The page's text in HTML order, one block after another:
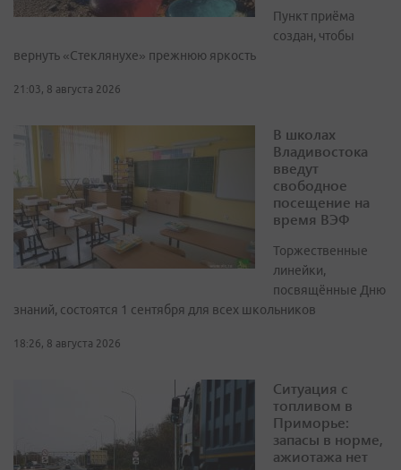
Пункт приёма
создан, чтобы
вернуть «Стеклянухе» прежнюю яркость
21:03, 8 августа 2026
В школах
Владивостока
введут
свободное
посещение на
время ВЭФ
Торжественные
линейки,
посвящённые Дню
знаний, состоятся 1 сентября для всех школьников
18:26, 8 августа 2026
Ситуация с
топливом в
Приморье:
запасы в норме,
ажиотажа нет